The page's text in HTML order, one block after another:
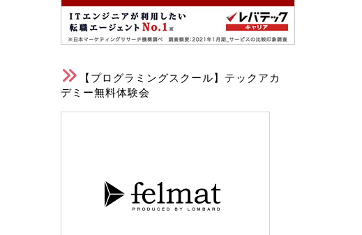
【プログラミングスクール】テックアカ
デミー無料体験会